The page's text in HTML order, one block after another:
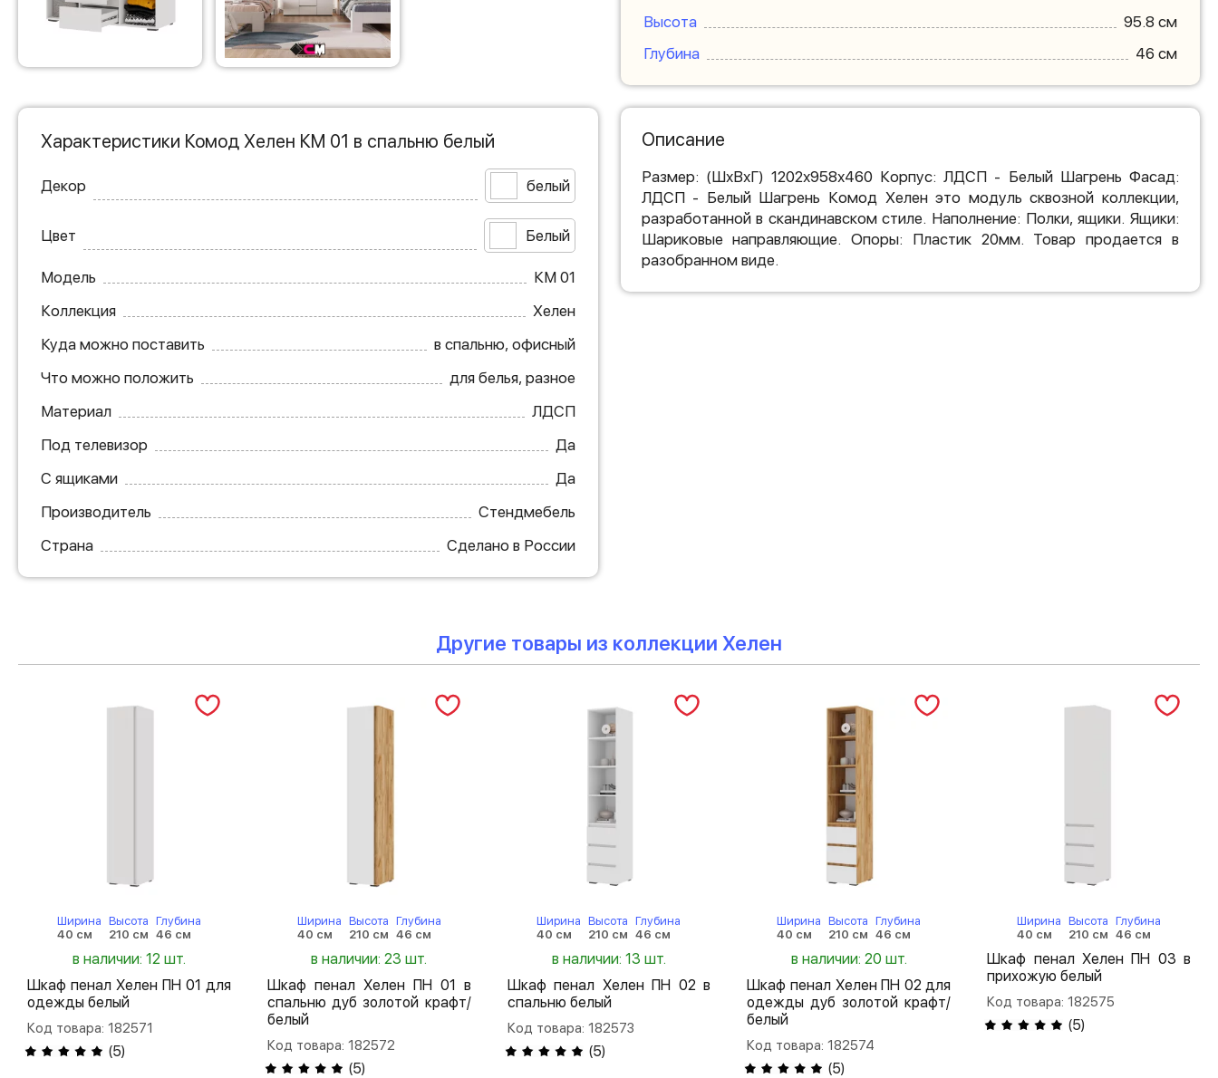
Высота
95.8 см
Глубина
46 см
Характеристики Комод Хелен КМ 01 в спальню белый
Декор белый
Цвет Белый
Модель
КМ 01
Коллекция
Хелен
Куда можно поставить
в спальню, офисный
Что можно положить
для белья, разное
Материал
ЛДСП
Под телевизор
Да
С ящиками
Да
Производитель
Стендмебель
Страна
Сделано в России
Описание
Размер: (ШхВхГ) 1202х958х460 Корпус: ЛДСП - Белый Шагрень Фасад:
ЛДСП - Белый Шагрень Комод Хелен это модуль сквозной коллекции,
разработанной в скандинавском стиле. Наполнение: Полки, ящики. Ящики:
Шариковые направляющие. Опоры: Пластик 20мм. Товар продается в
разобранном виде.
Другие товары из коллекции Хелен
Ширина
40 см
Высота
210 см
Глубина
46 см
в наличии: 12 шт.
Шкаф пенал Хелен ПН 01 для
одежды белый
Код товара: 182571
(5)
Ширина
40 см
Высота
210 см
Глубина
46 см
в наличии: 23 шт.
Шкаф пенал Хелен ПН 01 в
спальню дуб золотой крафт/
белый
Код товара: 182572
(5)
Ширина
40 см
Высота
210 см
Глубина
46 см
в наличии: 13 шт.
Шкаф пенал Хелен ПН 02 в
спальню белый
Код товара: 182573
(5)
Ширина
40 см
Высота
210 см
Глубина
46 см
в наличии: 20 шт.
Шкаф пенал Хелен ПН 02 для
одежды дуб золотой крафт/
белый
Код товара: 182574
(5)
Ширина
40 см
Высота
210 см
Глубина
46 см
Шкаф пенал Хелен ПН 03 в
прихожую белый
Код товара: 182575
(5)